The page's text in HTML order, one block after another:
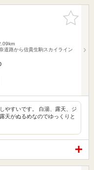
お気に入
りに追加
路から信貴生駒スカイライン
やすいです。 白湯、露天、ジ
天がぬるめなのでゆっくりと